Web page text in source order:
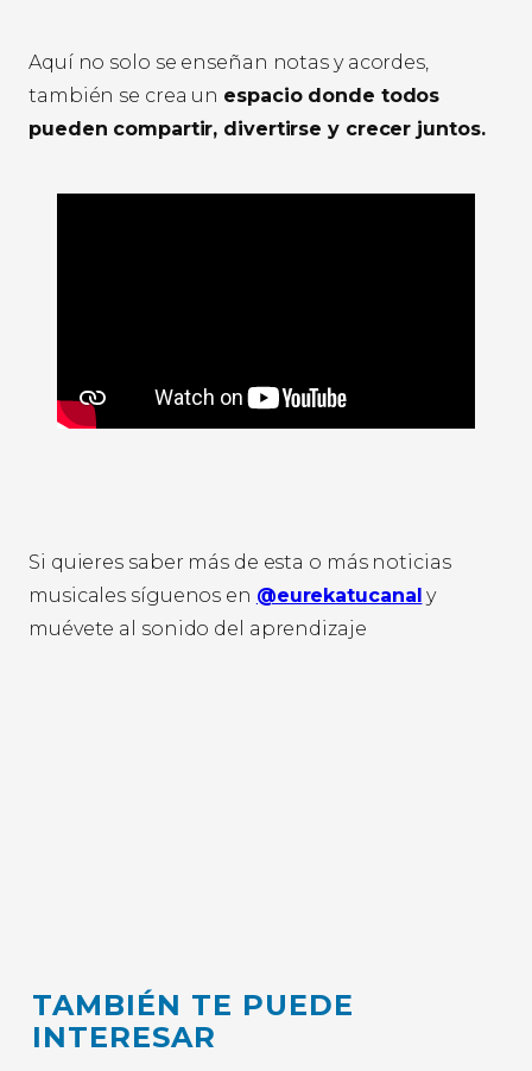
Aquí no solo se enseñan notas y acordes,
también se crea un espacio donde todos
pueden compartir, divertirse y crecer juntos.
Si quieres saber más de esta o más noticias
musicales síguenos en @eurekatucanal y
muévete al sonido del aprendizaje
TAMBIÉN TE PUEDE
INTERESAR